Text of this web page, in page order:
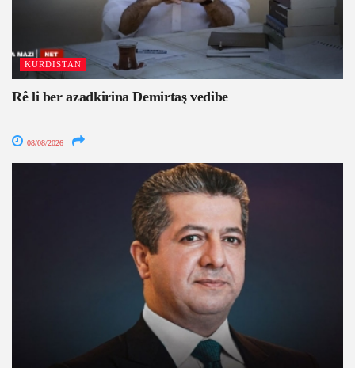
KURDISTAN
Rê li ber azadkirina Demirtaş vedibe
08/08/2026